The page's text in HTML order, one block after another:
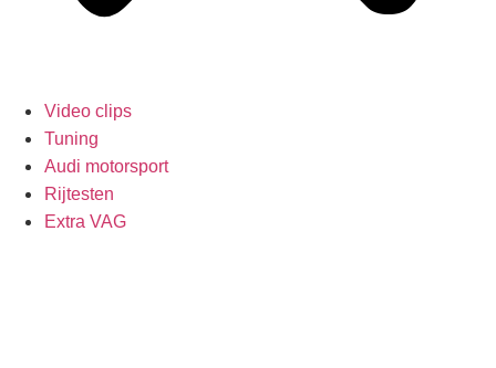
Video clips
Tuning
Audi motorsport
Rijtesten
Extra VAG